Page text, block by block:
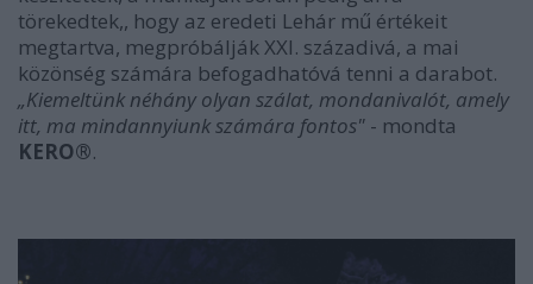
törekedtek,, hogy az eredeti Lehár mű értékeit
megtartva, megpróbálják XXI. századivá, a mai
közönség számára befogadhatóvá tenni a darabot.
„Kiemeltünk néhány olyan szálat, mondanivalót, amely
itt, ma mindannyiunk számára fontos" - mondta
KERO®.